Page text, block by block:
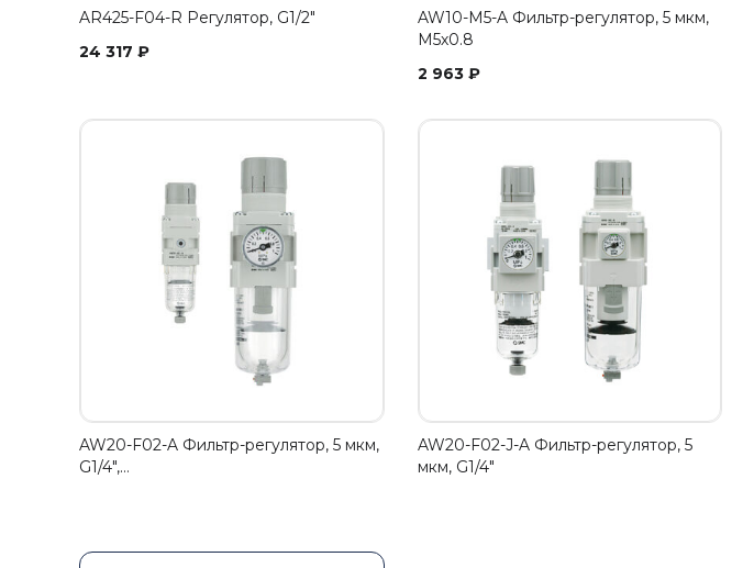
AR425-F04-R Регулятор, G1/2"
24 317 ₽
AW10-M5-A Фильтр-регулятор, 5 мкм,
М5х0.8
2 963 ₽
AW20-F02-A Фильтр-регулятор, 5 мкм,
G1/4",…
AW20-F02-J-A Фильтр-регулятор, 5
мкм, G1/4"